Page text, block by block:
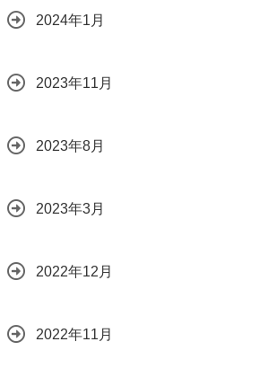
2024年1月
2023年11月
2023年8月
2023年3月
2022年12月
2022年11月